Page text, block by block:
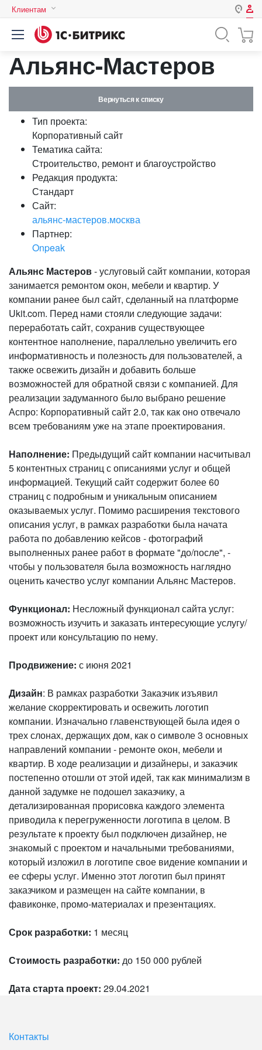
Клиентам
Казахстан
Авторизация
Нет аккаунта?
Логин
Пароль
Запомнить меня на этом
Альянс-Мастеров
Вернуться к списку
Тип проекта:
Корпоративный сайт
Тематика сайта:
Строительство, ремонт и благоустройство
Редакция продукта:
Стандарт
Сайт:
альянс-мастеров.москва
Партнер:
Onpeak
Альянс Мастеров- услуговый сайт компании, которая
занимается ремонтом окон, мебели и квартир. У
компании ранее был сайт, сделанный на платформе
Ukit.com. Перед нами стояли следующие задачи:
переработать сайт, сохранив существующее
контентное наполнение, параллельно увеличить его
информативность и полезность для пользователей, а
также освежить дизайн и добавить больше
возможностей для обратной связи с компанией. Для
реализации задуманного было выбрано решение
Аспро: Корпоративный сайт 2.0, так как оно отвечало
всем требованиям уже на этапе проектирования.
Наполнение: Предыдущий сайт компании насчитывал
5 контентных страниц с описаниями услуг и общей
информацией. Текущий сайт содержит более 60
страниц с подробным и уникальным описанием
оказываемых услуг. Помимо расширения текстового
описания услуг, в рамках разработки была начата
работа по добавлению кейсов - фотографий
выполненных ранее работ в формате "до/после", -
чтобы у пользователя была возможность наглядно
оценить качество услуг компании Альянс Мастеров.
Функционал: Несложный функционал сайта услуг:
возможность изучить и заказать интересующие услугу/
проект или консультацию по нему.
Продвижение: с июня 2021
Дизайн: В рамках разработки Заказчик изъявил
желание скорректировать и освежить логотип
компании. Изначально главенствующей была идея о
трех слонах, держащих дом, как о символе 3 основных
направлений компании - ремонте окон, мебели и
квартир. В ходе реализации и дизайнеры, и заказчик
постепенно отошли от этой идей, так как минимализм в
данной задумке не подошел заказчику, а
детализированная прорисовка каждого элемента
приводила к перегруженности логотипа в целом. В
результате к проекту был подключен дизайнер, не
знакомый с проектом и начальными требованиями,
который изложил в логотипе свое видение компании и
ее сферы услуг. Именно этот логотип был принят
заказчиком и размещен на сайте компании, в
фавиконке, промо-материалах и презентациях.
Срок разработки: 1 месяц
Стоимость разработки: до 150 000 рублей
Дата старта проект: 29.04.2021
Контакты